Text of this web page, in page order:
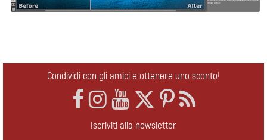
Condividi con gli amici e ottenere uno sconto!
Iscriviti alla newsletter